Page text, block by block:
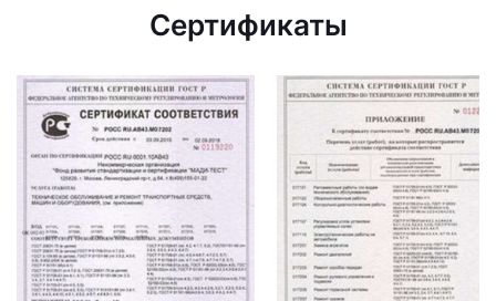
Сертификаты